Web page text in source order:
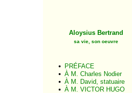
Aloysius Bertrand
sa vie, son oeuvre
PRÉFACE
À M. Charles Nodier
À M. David, statuaire
À M. VICTOR HUGO